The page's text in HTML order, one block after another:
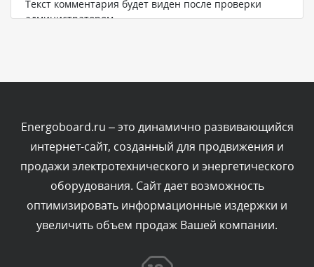
Текст комментария будет виден после проверки
администратором.
Комментарий проверяется
Текст комментария будет виден после проверки
администратором.
Вчера, в 12:23
Комментарий проверяется
Текст комментария будет виден после проверки
Energoboard.ru – это динамично развивающийся
интернет-сайт, созданный для продвижения и
продажи электротехнического и энергетического
оборудования. Сайт дает возможность
оптимизировать информационные издержки и
увеличить объем продаж Вашей компании.